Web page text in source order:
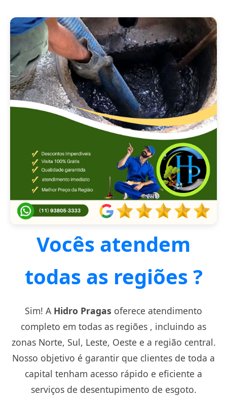
Vocês atendem
todas as regiões ?
Sim! A Hidro Pragas oferece atendimento
completo em todas as regiões , incluindo as
zonas Norte, Sul, Leste, Oeste e a região central.
Nosso objetivo é garantir que clientes de toda a
capital tenham acesso rápido e eficiente a
serviços de desentupimento de esgoto.